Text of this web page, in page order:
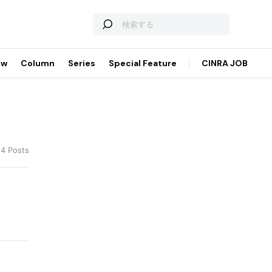
Column Series Special Feature CINRA JOB
Posts